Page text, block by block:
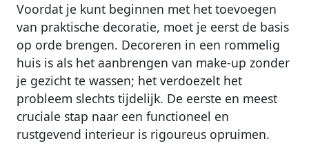
Voordat je kunt beginnen met het toevoegen
van praktische decoratie, moet je eerst de basis
op orde brengen. Decoreren in een rommelig
huis is als het aanbrengen van make-up zonder
je gezicht te wassen; het verdoezelt het
probleem slechts tijdelijk. De eerste en meest
cruciale stap naar een functioneel en
rustgevend interieur is rigoureus opruimen.